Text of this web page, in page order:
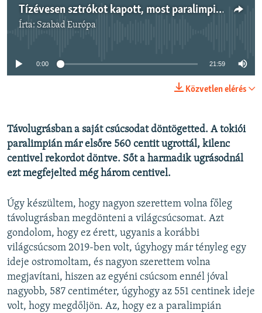
Tízévesen sztrókot kapott, most paralimpiát nyert
Írta: Szabad Európa
Jelenleg nincs elérhető tartalom
0:00 21:59
Közvetlen elérés
Távolugrásban a saját csúcsodat döntögetted. A tokiói
paralimpián már elsőre 560 centit ugrottál, kilenc
centivel rekordot döntve. Sőt a harmadik ugrásodnál
ezt megfejelted még három centivel.
Úgy készültem, hogy nagyon szerettem volna főleg
távolugrásban megdönteni a világcsúcsomat. Azt
gondolom, hogy ez érett, ugyanis a korábbi
világcsúcsom 2019-ben volt, úgyhogy már tényleg egy
ideje ostromoltam, és nagyon szerettem volna
megjavítani, hiszen az egyéni csúcsom ennél jóval
nagyobb, 587 centiméter, úgyhogy az 551 centinek ideje
volt, hogy megdőljön. Az, hogy ez a paralimpián